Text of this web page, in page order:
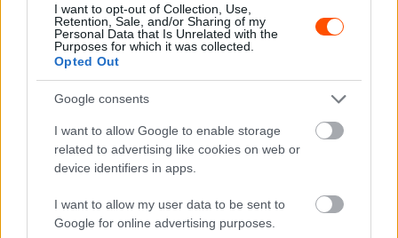
I want to opt-out of Collection, Use,
Retention, Sale, and/or Sharing of my
Personal Data that Is Unrelated with the
Purposes for which it was collected.
Opted Out
Google consents
I want to allow Google to enable storage
related to advertising like cookies on web or
device identifiers in apps.
I want to allow my user data to be sent to
Google for online advertising purposes.
Frentzen barátnője volt, akit később elhagyott, hogy
feleségül menjen Schumacherhez – utalt az 1990-ben
saját Forma-3000-es, 1999 és 2001 között pedig F1-es
csapatánál versenyző németre Jordan azIrish Mirrornak
adott interjúban. – Úgyhogy megvolt a kapcsolat, én
pedig kerestem őt, egyszer pedig megkérdeztem, hogy
helyénvaló lenne-e meglátogatnunk [Schumachert]. A
válasz az volt, hogy nem. Jelenleg senki sem látogathatja,
csak a közvetlen családja. Azóta ugyanakkor a fiatal Mick
Schumacher, Michael fia felkeresett, ami nagyon